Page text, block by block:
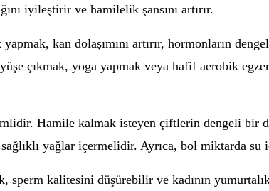
iyileştirir ve hamilelik şansını artırır.
kan dolaşımını artırır, hormonların
çıkmak, yoga yapmak veya hafif aerobik
Hamile kalmak isteyen çiftlerin dengeli bir
yağlar içermelidir. Ayrıca, bol miktarda su
kalitesini düşürebilir ve kadının